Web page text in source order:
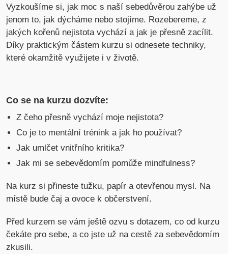
Vyzkoušíme si, jak moc s naší sebedůvěrou zahýbe už
jenom to, jak dýcháme nebo stojíme. Rozebereme, z
jakých kořenů nejistota vychází a jak je přesně zacílit.
Díky praktickým částem kurzu si odnesete techniky,
které okamžitě využijete i v životě.
Co se na kurzu dozvíte:
Z čeho přesně vychází moje nejistota?
Co je to mentální trénink a jak ho používat?
Jak umlčet vnitřního kritika?
Jak mi se sebevědomím pomůže mindfulness?
Na kurz si přineste tužku, papír a otevřenou mysl. Na
místě bude čaj a ovoce k občerstvení.
Před kurzem se vám ještě ozvu s dotazem, co od kurzu
čekáte pro sebe, a co jste už na cestě za sebevědomím
zkusili.